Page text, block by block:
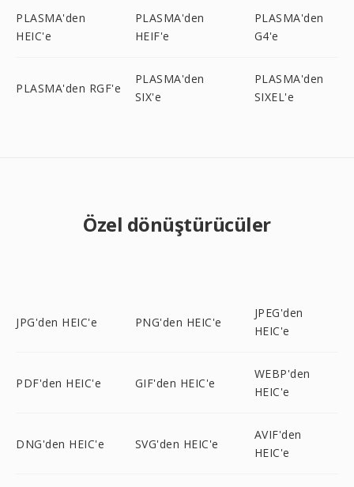
PLASMA'den
HEIC'e
PLASMA'den
HEIF'e
PLASMA'den
G4'e
PLASMA'den RGF'e
PLASMA'den
SIX'e
PLASMA'den
SIXEL'e
Özel dönüştürücüler
JPG'den HEIC'e PNG'den HEIC'e
JPEG'den
HEIC'e
PDF'den HEIC'e GIF'den HEIC'e
WEBP'den
HEIC'e
DNG'den HEIC'e SVG'den HEIC'e
AVIF'den
HEIC'e